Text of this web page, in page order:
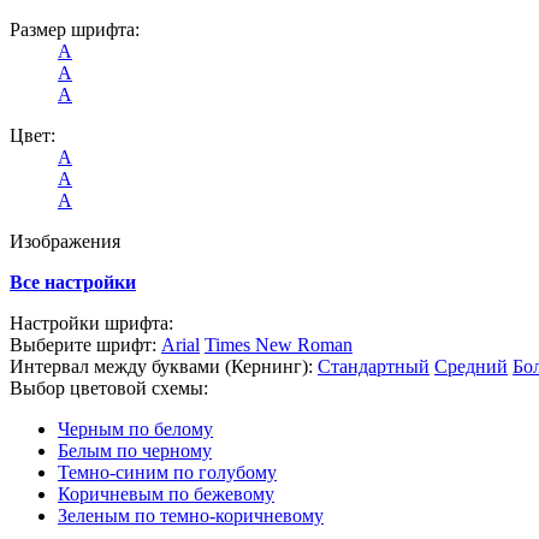
Размер шрифта:
А
А
А
Цвет:
А
А
А
Изображения
Все настройки
Настройки шрифта:
Выберите шрифт: Arial Times New Roman
Интервал между буквами (Кернинг): Стандартный Средний
Выбор цветовой схемы:
Черным по белому
Белым по черному
Темно-синим по голубому
Коричневым по бежевому
Зеленым по темно-коричневому